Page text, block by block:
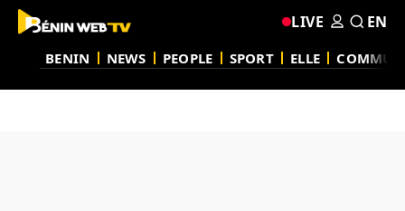
BENIN NEWS PEOPLE SPORT ELLE
LIVE EN